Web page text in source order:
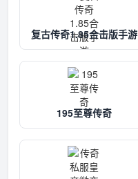
复古传奇1.85合击版手游
195至尊传奇